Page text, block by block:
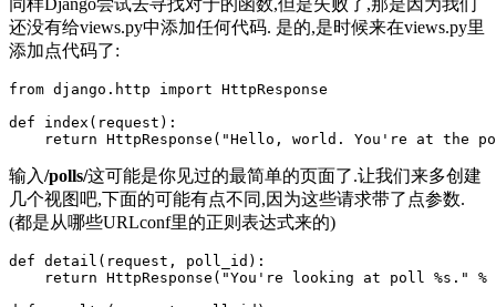
还没有给views.py中添加任何代码. 是的,是时候来在views.py里
添加点代码了:
from django.http import HttpResponse
def index(request):
return HttpResponse("Hello, world. You're at the
输入/polls/这可能是你见过的最简单的页面了.让我们来多创建
几个视图吧,下面的可能有点不同,因为这些请求带了点参数.
(都是从哪些URLconf里的正则表达式来的)
def detail(request, poll_id):
return HttpResponse("You're looking at poll %s." %